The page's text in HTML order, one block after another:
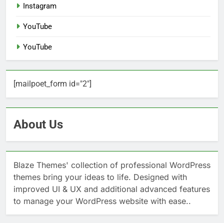
Instagram
YouTube
YouTube
[mailpoet_form id="2"]
About Us
Blaze Themes' collection of professional WordPress
themes bring your ideas to life. Designed with
improved UI & UX and additional advanced features
to manage your WordPress website with ease..